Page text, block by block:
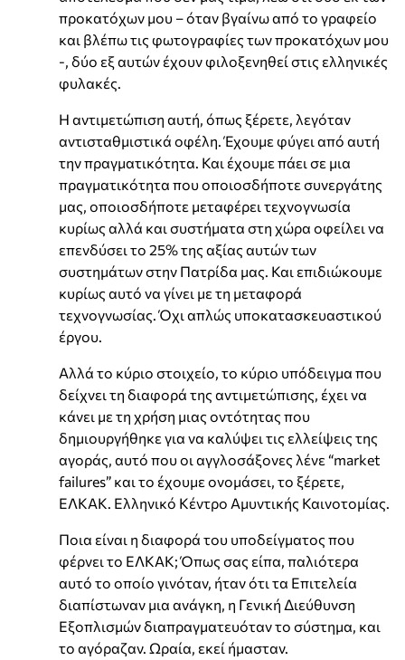
προκατόχων μου – όταν βγαίνω από το γραφείο
και βλέπω τις φωτογραφίες των προκατόχων μου
-, δύο εξ αυτών έχουν φιλοξενηθεί στις ελληνικές
φυλακές.
Η αντιμετώπιση αυτή, όπως ξέρετε, λεγόταν
αντισταθμιστικά οφέλη. Έχουμε φύγει από αυτή
την πραγματικότητα. Και έχουμε πάει σε μια
πραγματικότητα που οποιοσδήποτε συνεργάτης
μας, οποιοσδήποτε μεταφέρει τεχνογνωσία
κυρίως αλλά και συστήματα στη χώρα οφείλει να
επενδύσει το 25% της αξίας αυτών των
συστημάτων στην Πατρίδα μας. Και επιδιώκουμε
κυρίως αυτό να γίνει με τη μεταφορά
τεχνογνωσίας. Όχι απλώς υποκατασκευαστικού
έργου.
Αλλά το κύριο στοιχείο, το κύριο υπόδειγμα που
δείχνει τη διαφορά της αντιμετώπισης, έχει να
κάνει με τη χρήση μιας οντότητας που
δημιουργήθηκε για να καλύψει τις ελλείψεις της
αγοράς, αυτό που οι αγγλοσάξονες λένε “market
failures” και το έχουμε ονομάσει, το ξέρετε,
ΕΛΚΑΚ. Ελληνικό Κέντρο Αμυντικής Καινοτομίας.
Ποια είναι η διαφορά του υποδείγματος που
φέρνει το ΕΛΚΑΚ; Όπως σας είπα, παλιότερα
αυτό το οποίο γινόταν, ήταν ότι τα Επιτελεία
διαπίστωναν μια ανάγκη, η Γενική Διεύθυνση
Εξοπλισμών διαπραγματευόταν το σύστημα, και
το αγόραζαν. Ωραία, εκεί ήμασταν.